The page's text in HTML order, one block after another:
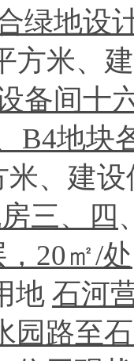
绿地设
方米、
备间十
B4地块
米、建
三、四
20㎡/处
地 石河
园路至